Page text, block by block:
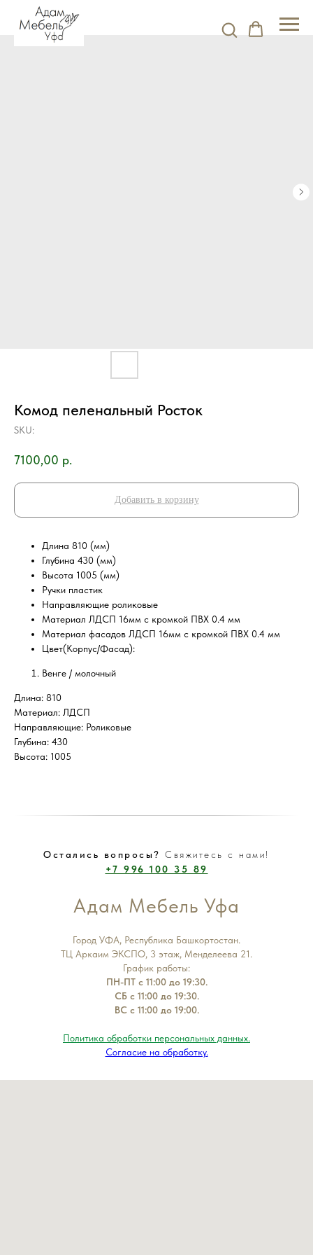
Комод пеленальный Росток
SKU:
7100,00 р.
Добавить в корзину
Длина 810 (мм)
Глубина 430 (мм)
Высота 1005 (мм)
Ручки пластик
Направляющие роликовые
Материал ЛДСП 16мм с кромкой ПВХ 0.4 мм
Материал фасадов ЛДСП 16мм с кромкой ПВХ 0.4 мм
Цвет(Корпус/Фасад):
Венге / молочный
Длина: 810
Материал: ЛДСП
Направляющие: Роликовые
Глубина: 430
Высота: 1005
Остались вопросы?Свяжитесь с нами!
+7 996 100 35 89
Адам Мебель Уфа
Город УФА, Республика Башкортостан.
ТЦ Аркаим ЭКСПО, 3 этаж, Менделеева 21.
График работы:
ПН-ПТ с 11:00 до 19:30.
СБ с 11:00 до 19:30.
ВС с 11:00 до 19:00.
Политика обработки персональных данных.
Согласие на обработку.